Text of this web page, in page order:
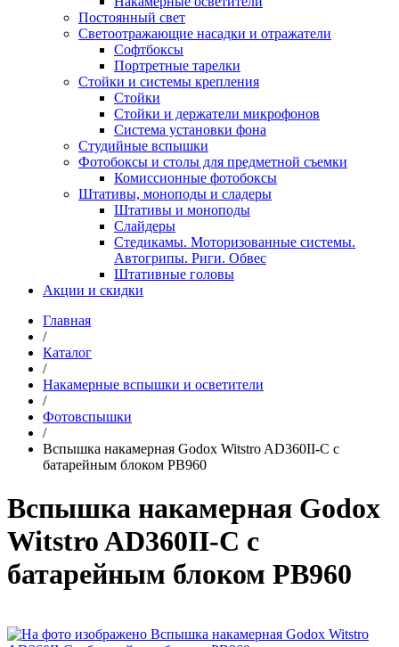
Постоянный свет
Светоотражающие насадки и отражатели
Софтбоксы
Портретные тарелки
Стойки и системы крепления
Стойки
Стойки и держатели микрофонов
Система установки фона
Студийные вспышки
Фотобоксы и столы для предметной съемки
Комиссионные фотобоксы
Штативы, моноподы и сладеры
Штативы и моноподы
Слайдеры
Стедикамы. Моторизованные системы.
Автогрипы. Риги. Обвес
Штативные головы
Акции и скидки
Главная
/
Каталог
/
Накамерные вспышки и осветители
/
Фотовспышки
/
Вспышка накамерная Godox Witstro AD360II-C с
батарейным блоком PB960
Вспышка накамерная Godox
Witstro AD360II-C с
батарейным блоком PB960